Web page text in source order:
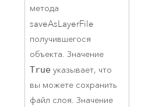
метода
saveAsLayerFile
получившегося
объекта. Значение
True указывает, что
вы можете сохранить
файл слоя. Значение